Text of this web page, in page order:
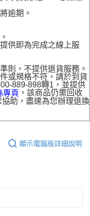
逾期。
供即為完成之線上服
則，不提供退貨服務。
或規格不符，請於到貨
889-898轉1，並提供
專頁 ，該商品仍需回收
助，盡速為您辦理退換
顯示電腦版詳細說明